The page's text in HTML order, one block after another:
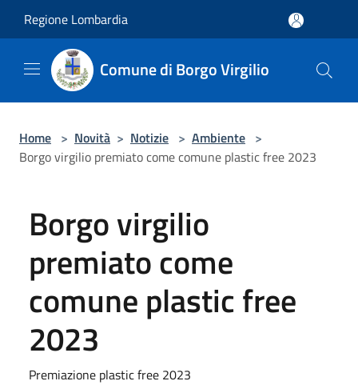
Regione Lombardia
Comune di Borgo Virgilio
Home > Novità > Notizie > Ambiente >
Borgo virgilio premiato come comune plastic free 2023
Borgo virgilio
premiato come
comune plastic free
2023
Premiazione plastic free 2023